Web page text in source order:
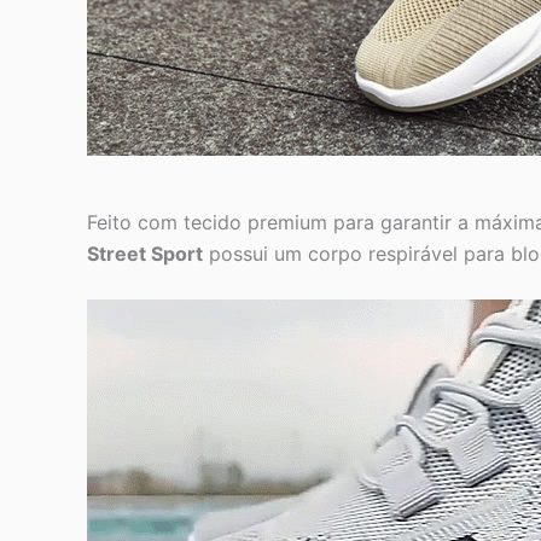
Feito com tecido premium para garantir a
Street Sport possui um corpo respirável para